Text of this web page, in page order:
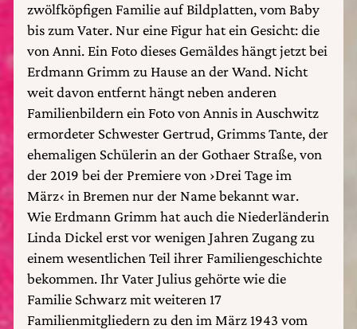
zwölfköpfigen Familie auf Bildplatten, vom Baby
bis zum Vater. Nur eine Figur hat ein Gesicht: die
von Anni. Ein Foto dieses Gemäldes hängt jetzt bei
Erdmann Grimm zu Hause an der Wand. Nicht
weit davon entfernt hängt neben anderen
Familienbildern ein Foto von Annis in Auschwitz
ermordeter Schwester Gertrud, Grimms Tante, der
ehemaligen Schülerin an der Gothaer Straße, von
der 2019 bei der Premiere von ›Drei Tage im
März‹ in Bremen nur der Name bekannt war.
Wie Erdmann Grimm hat auch die Niederländerin
Linda Dickel erst vor wenigen Jahren Zugang zu
einem wesentlichen Teil ihrer Familiengeschichte
bekommen. Ihr Vater Julius gehörte wie die
Familie Schwarz mit weiteren 17
Familienmitgliedern zu den im März 1943 vom